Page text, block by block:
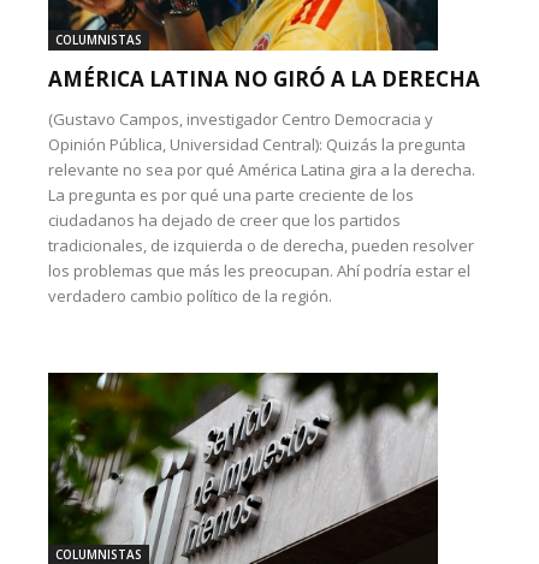
COLUMNISTAS
AMÉRICA LATINA NO GIRÓ A LA DERECHA
(Gustavo Campos, investigador Centro Democracia y
Opinión Pública, Universidad Central): Quizás la pregunta
relevante no sea por qué América Latina gira a la derecha.
La pregunta es por qué una parte creciente de los
ciudadanos ha dejado de creer que los partidos
tradicionales, de izquierda o de derecha, pueden resolver
los problemas que más les preocupan. Ahí podría estar el
verdadero cambio político de la región.
COLUMNISTAS